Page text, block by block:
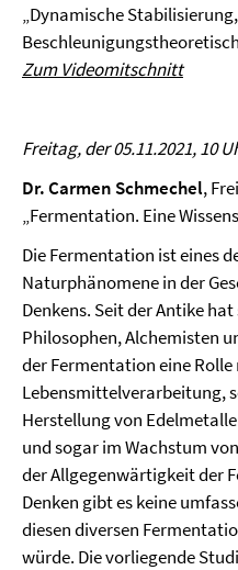
„Dynamische
Zum Videomitschnitt
Freitag, der 05.11.2021, 10
Dr. Carmen Schmechel,
„Fermentation. Eine
Die Fermentation ist eines
Naturphänomene in der
Denkens. Seit der Antike
Philosophen, Alchemisten
der Fermentation eine
Lebensmittelverarbeitung,
Herstellung von
und sogar im Wachstum
der Allgegenwärtigkeit der
Denken gibt es keine
diesen diversen
würde. Die vorliegende